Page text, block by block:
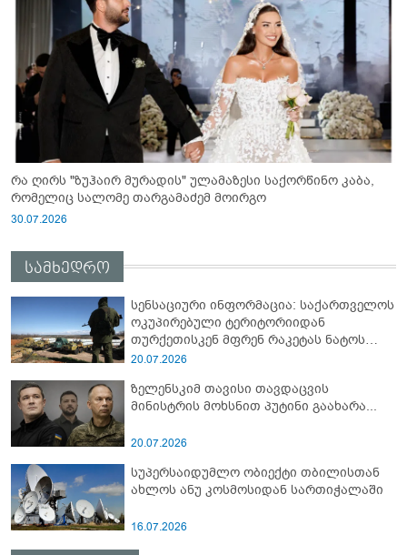
რა ღირს "ზუჰაირ მურადის" ულამაზესი საქორწინო კაბა,
რომელიც სალომე თარგამაძემ მოირგო
30.07.2026
სამხედრო
სენსაციური ინფორმაცია: საქართველოს
ოკუპირებული ტერიტორიიდან
თურქეთისკენ მფრენ რაკეტას ნატოს
სამიტი კინაღამ ჩაუშლია
20.07.2026
ზელენსკიმ თავისი თავდაცვის
მინისტრის მოხსნით პუტინი გაახარა...
20.07.2026
სუპერსაიდუმლო ობიექტი თბილისთან
ახლოს ანუ კოსმოსიდან სართიჭალაში
16.07.2026